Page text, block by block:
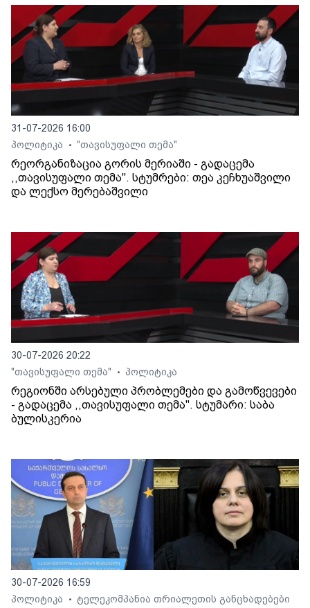
31-07-2026 16:00
პოლიტიკა
• "თავისუფალი თემა"
რეორგანიზაცია გორის მერიაში - გადაცემა
,,თავისუფალი თემა". სტუმრები: თეა კეჩხუაშვილი
და ლექსო მერებაშვილი
30-07-2026 20:22
"თავისუფალი თემა"
• პოლიტიკა
რეგიონში არსებული პრობლემები და გამოწვევები
- გადაცემა ,,თავისუფალი თემა". სტუმარი: საბა
ბულისკერია
30-07-2026 16:59
პოლიტიკა
• ტელეკომპანია თრიალეთის განცხადებები